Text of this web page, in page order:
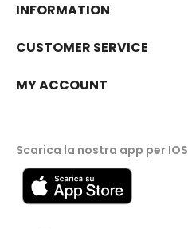
INFORMATION
CUSTOMER SERVICE
MY ACCOUNT
Scarica la nostra app per IOS